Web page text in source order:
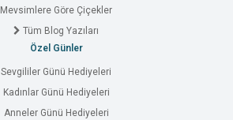
Mevsimlere Göre Çiçekler
Tüm Blog Yazıları
Özel Günler
Sevgililer Günü Hediyeleri
Kadınlar Günü Hediyeleri
Anneler Günü Hediyeleri